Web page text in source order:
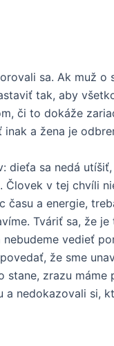
sa. Ak muž o
tak, aby
či to dokáže
a žena je
dieťa sa nedá
v tej chvíli
času a energie,
Tváriť sa, že
vedieť
že sme
zrazu
a nedokazovali si,